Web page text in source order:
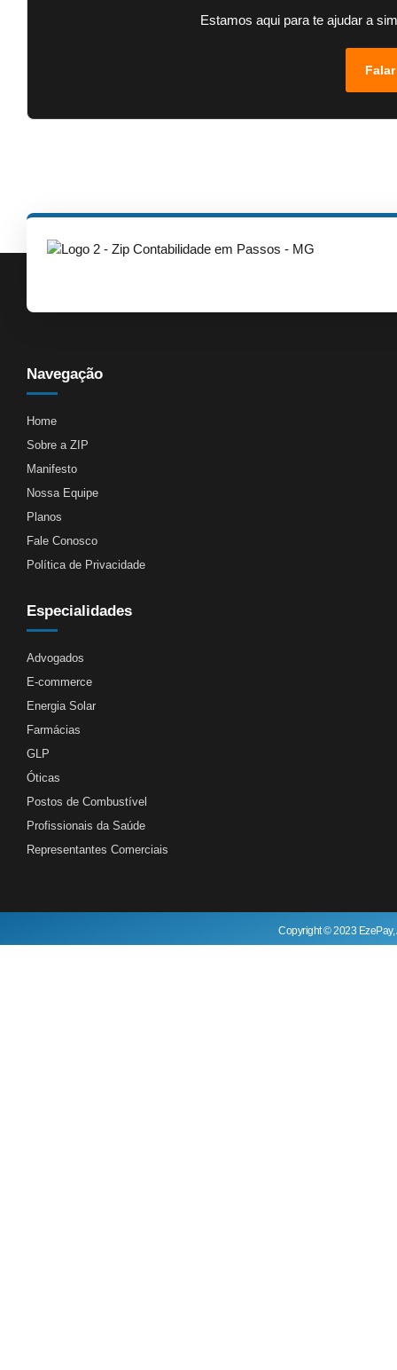
Estamos aqui para te ajudar a
Navegação
Home
Sobre a ZIP
Manifesto
Nossa Equipe
Planos
Fale Conosco
Política de Privacidade
Especialidades
Advogados
E-commerce
Energia Solar
Farmácias
GLP
Óticas
Postos de Combustível
Profissionais da Saúde
Representantes Comerciais
Copyright © 2023